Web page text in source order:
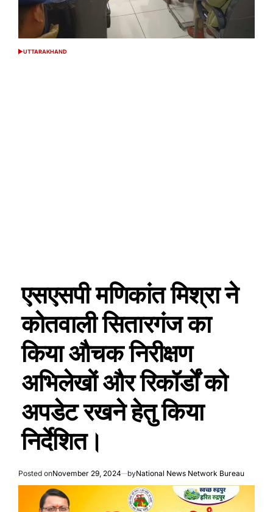
POSTED
UTTARAKHAND
एसएसपी मणिकांत मिश्रा ने
कोतवाली सितारगंज का
किया औचक निरीक्षण
अभिलेखों और रिकॉर्डों को
अपडेट रखने हेतु किया
निर्देशित।
Posted onNovember 29, 2024 byNational News Network Bureau